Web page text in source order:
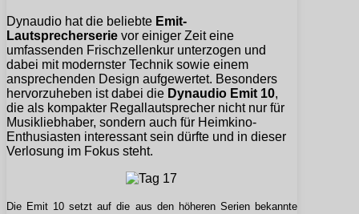
Dynaudio hat die beliebte Emit-
Lautsprecherserie vor einiger Zeit eine
umfassenden Frischzellenkur unterzogen und
dabei mit modernster Technik sowie einem
ansprechenden Design aufgewertet. Besonders
hervorzuheben ist dabei die Dynaudio Emit 10,
die als kompakter Regallautsprecher nicht nur für
Musikliebhaber, sondern auch für Heimkino-
Enthusiasten interessant sein dürfte und in dieser
Verlosung im Fokus steht.
Die Emit 10 setzt auf die aus den höheren Serien bekannte